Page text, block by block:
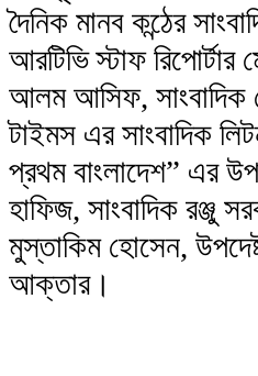
দৈনিক মানব কন্ঠের
আরটিভি স্টাফ
আলম আসিফ, সাংবাদিক
টাইমস এর সাংবাদিক
প্রথম বাংলাদেশ” এর
হাফিজ, সাংবাদিক রঞ্জু
মুস্তাকিম হোসেন,
আক্তার।